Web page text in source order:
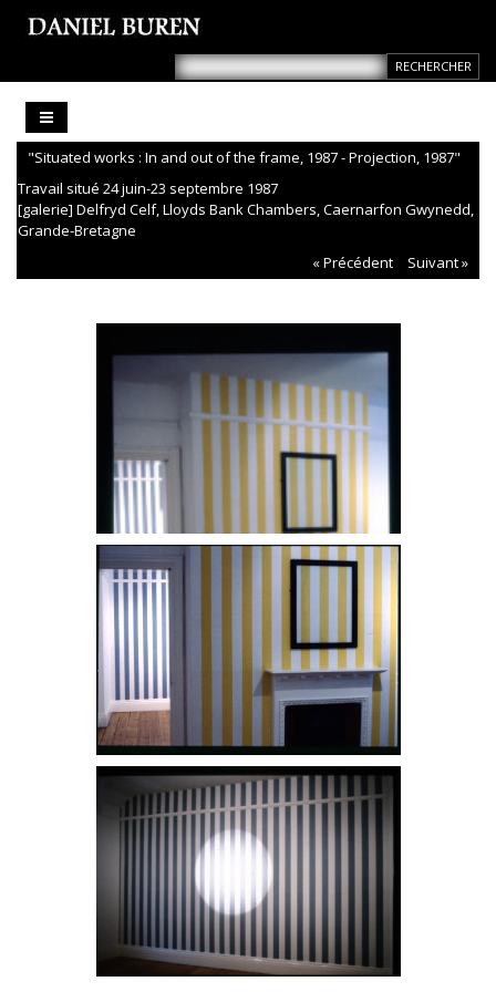
"Situated works : In and out of the frame, 1987 - Projection, 1987"
Travail situé 24 juin-23 septembre 1987
[galerie] Delfryd Celf, Lloyds Bank Chambers, Caernarfon Gwynedd,
Grande-Bretagne
« Précédent
Suivant »